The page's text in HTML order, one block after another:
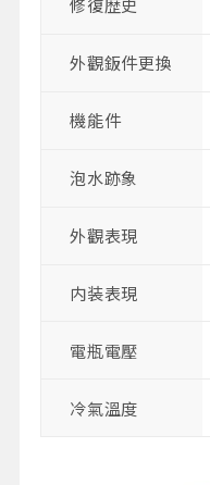
修復歴史
外觀鈑件更換
機能件
泡水跡象
外觀表現
内装表現
電瓶電壓
冷氣溫度